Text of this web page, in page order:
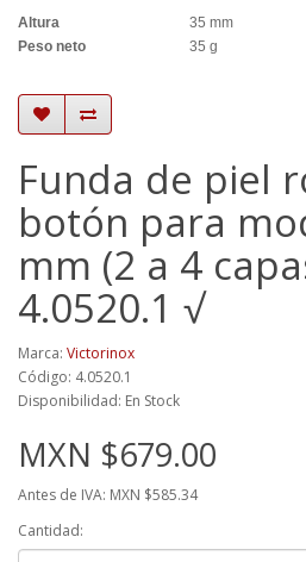
Altura
35 mm
Peso neto 35 g
Funda de piel
botón para
mm (2 a 4
4.0520.1 √
Marca: Victorinox
Código: 4.0520.1
Disponibilidad: En Stock
MXN $679.00
Antes de IVA: MXN $585.34
Cantidad: